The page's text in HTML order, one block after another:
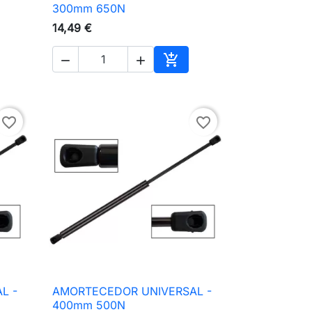
ao carrinho
300mm 650N
14,49 €
  
Adicionar ao carrinho
favorite_border
-
favorite_border
 Vista rápida
AMORTECEDOR UNIVERSAL -
400mm 500N